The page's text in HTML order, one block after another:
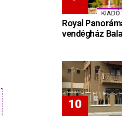
KIADÓ
Royal
vendégház